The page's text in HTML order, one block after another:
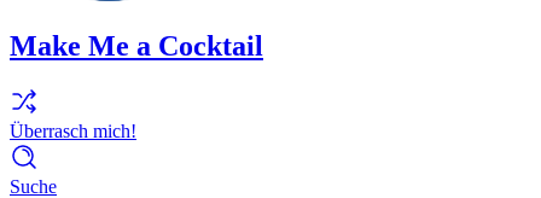
Make Me a Cocktail
Überrasch mich!
Suche